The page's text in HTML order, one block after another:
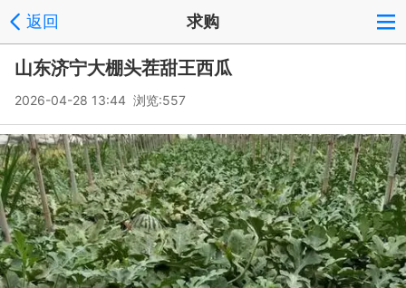
返回 求购
山东济宁大棚头茬甜王西瓜
2026-04-28 13:44 浏览:557